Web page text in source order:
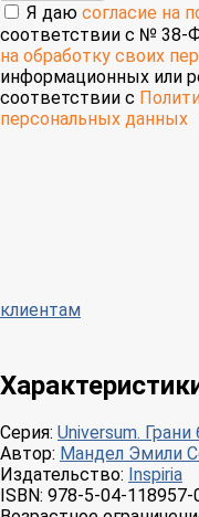
Я даю согласие на
соответствии с № 38-
на обработку своих
информационных или
соответствии с
персональных данных
клиентам
Серия: Universum.
Автор: Мандел Эмили
Издательство: Inspiria
ISBN: 978-5-04-118957-